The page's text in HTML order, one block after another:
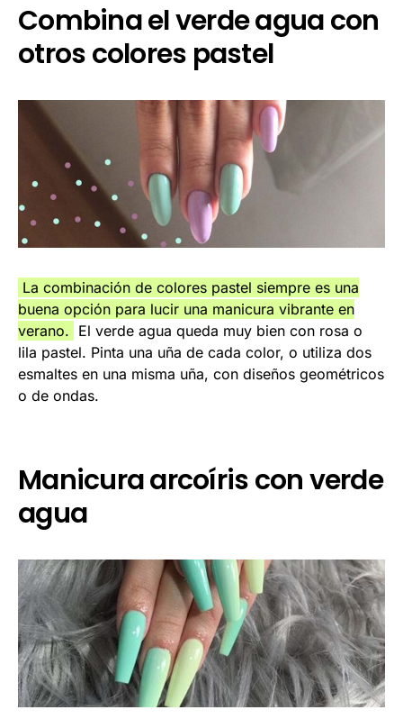
Combina el verde agua con
otros colores pastel
La combinación de colores pastel siempre es una
buena opción para lucir una manicura vibrante en
verano. El verde agua queda muy bien con rosa o
lila pastel. Pinta una uña de cada color, o utiliza dos
esmaltes en una misma uña, con diseños geométricos
o de ondas.
Manicura arcoíris con verde
agua